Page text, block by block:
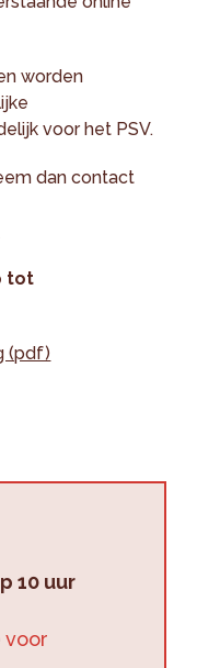
worden
voor het PSV.
dan contact
tot
(pdf)
10 uur
voor